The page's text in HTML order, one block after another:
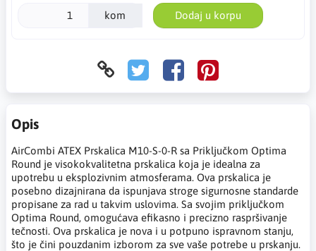
kom Dodaj u korpu
Opis
AirCombi ATEX Prskalica M10-S-0-R sa Priključkom Optima
Round je visokokvalitetna prskalica koja je idealna za
upotrebu u eksplozivnim atmosferama. Ova prskalica je
posebno dizajnirana da ispunjava stroge sigurnosne standarde
propisane za rad u takvim uslovima. Sa svojim priključkom
Optima Round, omogućava efikasno i precizno raspršivanje
tečnosti. Ova prskalica je nova i u potpuno ispravnom stanju,
što je čini pouzdanim izborom za sve vaše potrebe u prskanju.